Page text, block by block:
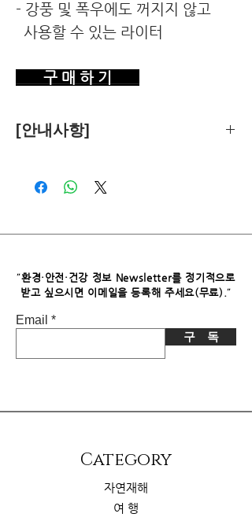
- 강풍 및 폭우에도 꺼지지 않고
사용할 수 있는 라이터
구 매 하 기
[안내사항]
객관적 기준에 따라 독립적으로 수행합
파트너스로부터 소정의 수수료를 받습
없습니다.
"환경·안전·건강 정보 Newsletter를 정기적으로
받고 싶으시면​ 이메일을 등록해 주세요(무료)."
Email
구 독
​Category
자연재해
여 행